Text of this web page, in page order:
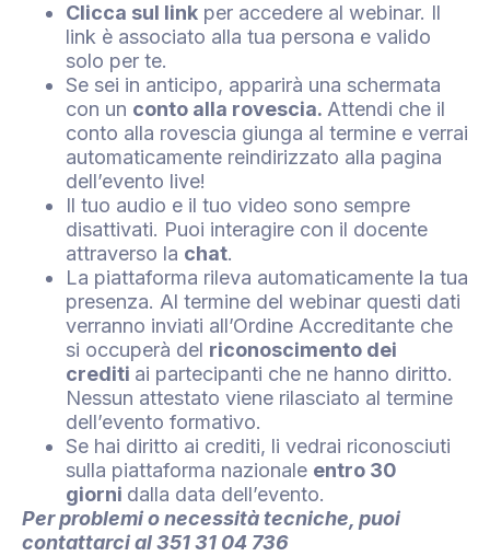
Clicca sul link per accedere al webinar. Il
link è associato alla tua persona e valido
solo per te.
Se sei in anticipo, apparirà una schermata
con un conto alla rovescia. Attendi che il
conto alla rovescia giunga al termine e verrai
automaticamente reindirizzato alla pagina
dell’evento live!
Il tuo audio e il tuo video sono sempre
disattivati. Puoi interagire con il docente
attraverso la chat.
La piattaforma rileva automaticamente la tua
presenza. Al termine del webinar questi dati
verranno inviati all’Ordine Accreditante che
si occuperà del riconoscimento dei
crediti ai partecipanti che ne hanno diritto.
Nessun attestato viene rilasciato al termine
dell’evento formativo.
Se hai diritto ai crediti, li vedrai riconosciuti
sulla piattaforma nazionale entro 30
giorni dalla data dell’evento.
Per problemi o necessità tecniche, puoi
contattarci al351 31 04 736